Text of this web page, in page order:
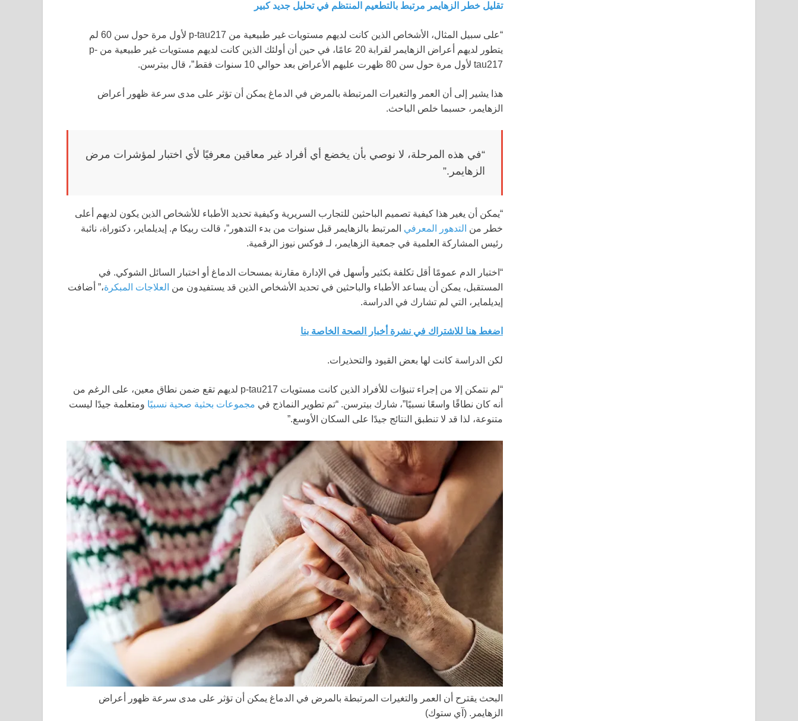
تقليل خطر الزهايمر مرتبط بالتطعيم المنتظم في تحليل جديد كبير
“على سبيل المثال، الأشخاص الذين كانت لديهم مستويات غير طبيعية من p-tau217 لأول مرة حول سن 60 لم
يتطور لديهم أعراض الزهايمر لقرابة 20 عامًا، في حين أن أولئك الذين كانت لديهم مستويات غير طبيعية من p-
tau217 لأول مرة حول سن 80 ظهرت عليهم الأعراض بعد حوالي 10 سنوات فقط”، قال بيترسن.
هذا يشير إلى أن العمر والتغيرات المرتبطة بالمرض في الدماغ يمكن أن تؤثر على مدى سرعة ظهور أعراض
الزهايمر، حسبما خلص الباحث.
“في هذه المرحلة، لا نوصي بأن يخضع أي أفراد غير معاقين معرفيًا لأي اختبار لمؤشرات مرض
الزهايمر.”
“يمكن أن يغير هذا كيفية تصميم الباحثين للتجارب السريرية وكيفية تحديد الأطباء للأشخاص الذين يكون لديهم أعلى
خطر من التدهور المعرفي المرتبط بالزهايمر قبل سنوات من بدء التدهور”، قالت ربيكا م. إيديلماير، دكتوراة، نائبة
رئيس المشاركة العلمية في جمعية الزهايمر، لـ فوكس نيوز الرقمية.
“اختبار الدم عمومًا أقل تكلفة بكثير وأسهل في الإدارة مقارنة بمسحات الدماغ أو اختبار السائل الشوكي. في
المستقبل، يمكن أن يساعد الأطباء والباحثين في تحديد الأشخاص الذين قد يستفيدون من العلاجات المبكرة،” أضافت
إيديلماير، التي لم تشارك في الدراسة.
اضغط هنا للاشتراك في نشرة أخبار الصحة الخاصة بنا
لكن الدراسة كانت لها بعض القيود والتحذيرات.
“لم نتمكن إلا من إجراء تنبؤات للأفراد الذين كانت مستويات p-tau217 لديهم تقع ضمن نطاق معين، على الرغم من
أنه كان نطاقًا واسعًا نسبيًا”، شارك بيترسن. “تم تطوير النماذج في مجموعات بحثية صحية نسبيًا ومتعلمة جيدًا ليست
متنوعة، لذا قد لا تنطبق النتائج جيدًا على السكان الأوسع.”
البحث يقترح أن العمر والتغيرات المرتبطة بالمرض في الدماغ يمكن أن تؤثر على مدى سرعة ظهور أعراض
الزهايمر. (آي ستوك)